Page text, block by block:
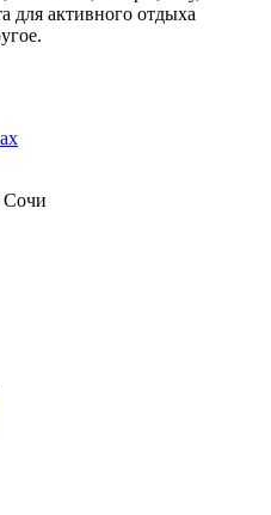
для активного отдыха
Сочи